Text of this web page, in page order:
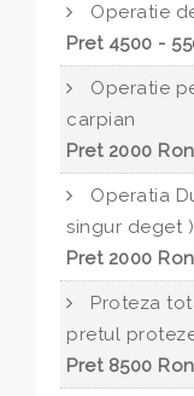
Operatie
Pret 4500 -
Operatie
carpian
Pret 2000 Ron
Operatia
singur deget )
Pret 2000 Ron
Proteza
pretul
Pret 8500 Ron